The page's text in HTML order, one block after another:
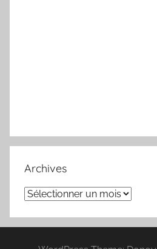
Archives
Archives